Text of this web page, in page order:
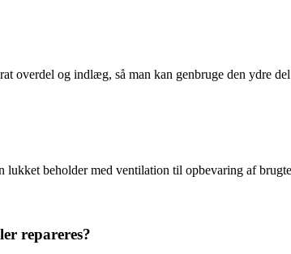
overdel og indlæg, så man kan genbruge den ydre
beholder med ventilation til opbevaring af
repareres?